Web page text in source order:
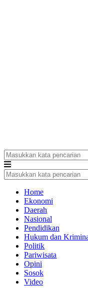
Home
Ekonomi
Daerah
Nasional
Pendidikan
Hukum dan
Politik
Pariwisata
Opini
Sosok
Video